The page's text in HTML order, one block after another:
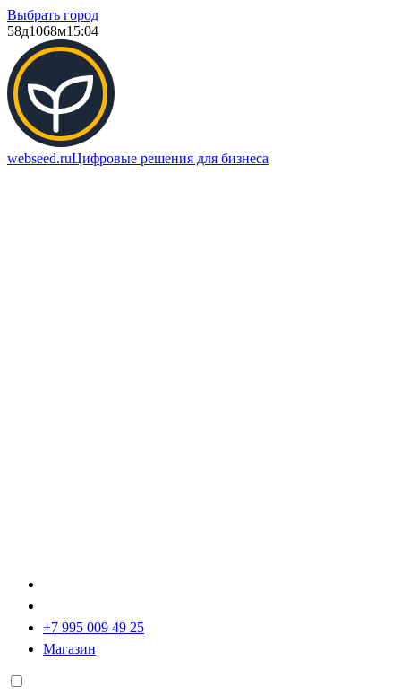
Выбрать город
58д1068м15:04
webseed.ruЦифровые решения для бизнеса
+7 995 009 49 25
Магазин